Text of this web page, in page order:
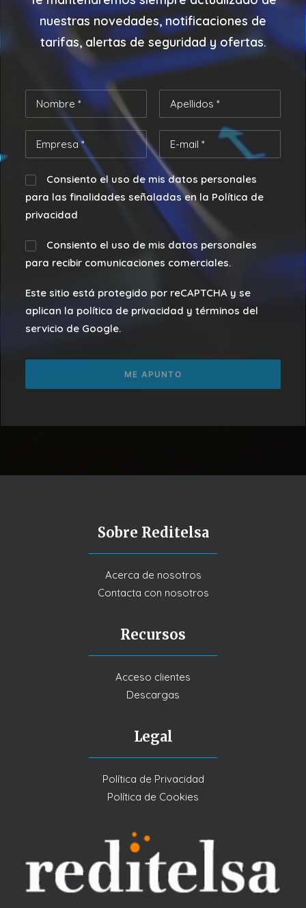
nuestras novedades, notificaciones de
tarifas, alertas de seguridad y ofertas.
Consiento el uso de mis datos personales
para las finalidades señaladas en la Política de
privacidad
Consiento el uso de mis datos personales
para recibir comunicaciones comerciales.
Este sitio está protegido por reCAPTCHA y se
aplican la política de privacidad y términos del
servicio de Google.
Sobre Reditelsa
Acerca de nosotros
Contacta con nosotros
Recursos
Acceso clientes
Descargas
Legal
Política de Privacidad
Política de Cookies